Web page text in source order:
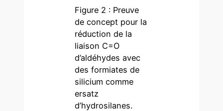
Figure 2 : Preuve
de concept pour la
réduction de la
liaison C=O
d’aldéhydes avec
des formiates de
silicium comme
ersatz
d’hydrosilanes.